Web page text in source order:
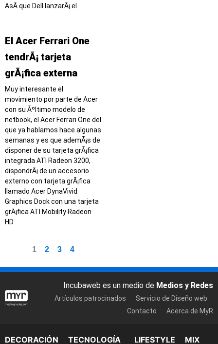
AsÃ­ que Dell lanzarÃ¡ el
El Acer Ferrari One
tendrÃ¡ tarjeta
grÃ¡fica externa
Muy interesante el
movimiento por parte de Acer
con su Ãºltimo modelo de
netbook, el Acer Ferrari One del
que ya hablamos hace algunas
semanas y es que ademÃ¡s de
disponer de su tarjeta grÃ¡fica
integrada ATI Radeon 3200,
dispondrÃ¡ de un accesorio
externo con tarjeta grÃ¡fica
llamado Acer DynaVivid
Graphics Dock con una tarjeta
grÃ¡fica ATI Mobility Radeon
HD
1 2 3 4
Incubaweb es un medio de Medios y Redes
Artículos patrocinados
Servicio de Diseño web
Contacto
Acerca de MyR
DECORACIÓN TECNOLOGÍA LIFESTYLE MIX